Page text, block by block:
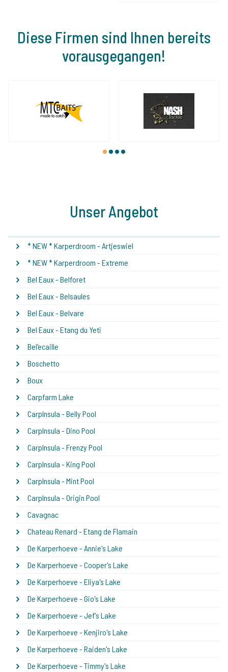
Diese Firmen sind Ihnen bereits
vorausgegangen!
1 2 3 4
Unser Angebot
* NEW * Karperdroom - Artjeswiel
* NEW * Karperdroom - Extreme
Bel Eaux - Belforet
Bel Eaux - Belsaules
Bel Eaux - Belvare
Bel Eaux - Etang du Yeti
Bel'ecaille
Boschetto
Boux
Carpfarm Lake
CarpInsula - Belly Pool
CarpInsula - Dino Pool
CarpInsula - Frenzy Pool
CarpInsula - King Pool
CarpInsula - Mint Pool
CarpInsula - Origin Pool
Cavagnac
Chateau Renard - Etang de Flamain
De Karperhoeve - Annie's Lake
De Karperhoeve - Cooper's Lake
De Karperhoeve - Eliya's Lake
De Karperhoeve - Gio's Lake
De Karperhoeve - Jef's Lake
De Karperhoeve - Kenjiro's Lake
De Karperhoeve - Raiden's Lake
De Karperhoeve - Timmy's Lake